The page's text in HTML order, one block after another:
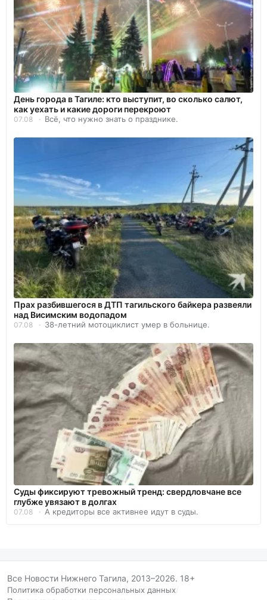
День города в Тагиле: кто выступит, во сколько салют,
как уехать и какие дороги перекроют
07.08 Всё, что нужно знать о празднике.
Прах разбившегося в ДТП тагильского байкера развеяли
над Висимским водопадом
07.08 38-летний мотоциклист умер в больнице.
Суды фиксируют тревожный тренд: свердловчане все
глубже увязают в долгах
07.08 А кредиторы все активнее идут в суды.
Все Новости Нижнего Тагила, 2013–2026. 18+
Политика обработки персональных данных/